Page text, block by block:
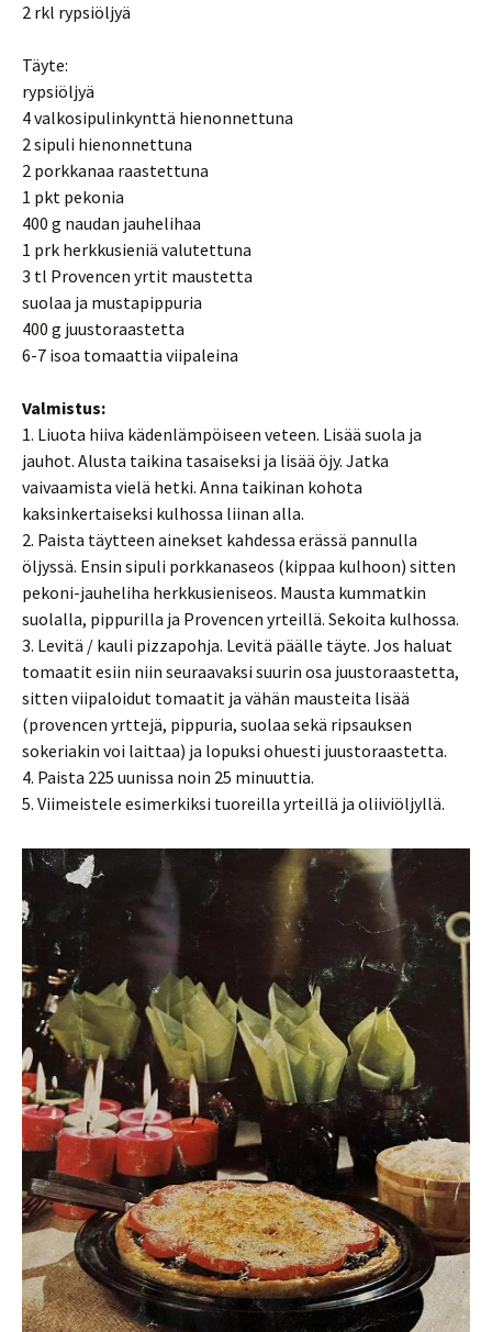
2 rkl rypsiöljyä
Täyte:
rypsiöljyä
4 valkosipulinkynttä hienonnettuna
2 sipuli hienonnettuna
2 porkkanaa raastettuna
1 pkt pekonia
400 g naudan jauhelihaa
1 prk herkkusieniä valutettuna
3 tl Provencen yrtit maustetta
suolaa ja mustapippuria
400 g juustoraastetta
6-7 isoa tomaattia viipaleina
Valmistus:
1. Liuota hiiva kädenlämpöiseen veteen. Lisää suola ja
jauhot. Alusta taikina tasaiseksi ja lisää öjy. Jatka
vaivaamista vielä hetki. Anna taikinan kohota
kaksinkertaiseksi kulhossa liinan alla.
2. Paista täytteen ainekset kahdessa erässä pannulla
öljyssä. Ensin sipuli porkkanaseos (kippaa kulhoon) sitten
pekoni-jauheliha herkkusieniseos. Mausta kummatkin
suolalla, pippurilla ja Provencen yrteillä. Sekoita kulhossa.
3. Levitä / kauli pizzapohja. Levitä päälle täyte. Jos haluat
tomaatit esiin niin seuraavaksi suurin osa juustoraastetta,
sitten viipaloidut tomaatit ja vähän mausteita lisää
(provencen yrttejä, pippuria, suolaa sekä ripsauksen
sokeriakin voi laittaa) ja lopuksi ohuesti juustoraastetta.
4. Paista 225 uunissa noin 25 minuuttia.
5. Viimeistele esimerkiksi tuoreilla yrteillä ja oliiviöljyllä.